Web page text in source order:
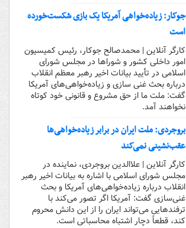
جوکار: زیاده‌خواهی آمریکا یک بازی شکست‌خورده
است
کارگر آنلاین | محمدصالح جوکار، رئیس کمیسیون
امور داخلی کشور و شوراها در مجلس شورای
اسلامی در تأیید بیانات اخیر رهبر معظم انقلاب
درباره بحث غنی سازی و زیاده‌خواهی‌های آمریکا
گفت: ملت ما از حق مشروع و قانونی خود کوتاه
نخواهند آمد.
بروجردی: ملت ایران در برابر زیاده‌خواهی‌ها
عقب‌نشینی نمی‌کند
کارگر آنلاین | علاالدین بروجردی، نماینده در
مجلس شورای اسلامی با اشاره به بیانات اخیر رهبر
انقلاب درباره زیاده‌خواهی‌های آمریکا و بحث
غنی‌سازی گفت: آمریکا اگر تصور می‌کند با
ترفندهایی می‌تواند ایران را از این دانش محروم
کند، قطعاً دچار اشتباه محاسباتی است.